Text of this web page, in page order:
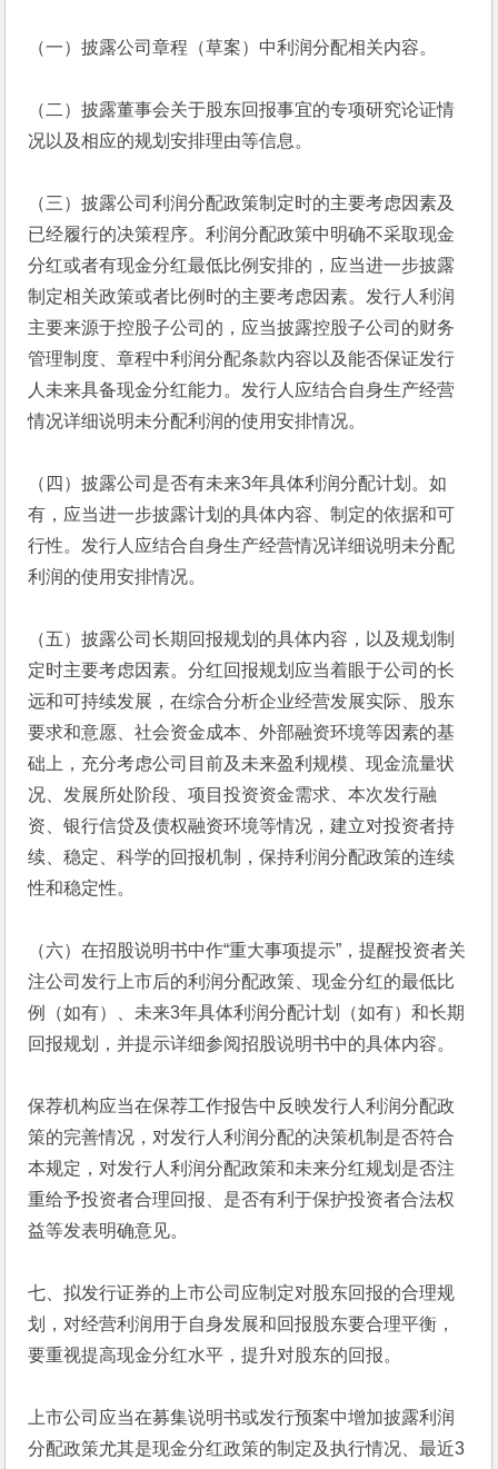
（一）披露公司章程（草案）中利润分配相关内容。
（二）披露董事会关于股东回报事宜的专项研究论证情
况以及相应的规划安排理由等信息。
（三）披露公司利润分配政策制定时的主要考虑因素及
已经履行的决策程序。利润分配政策中明确不采取现金
分红或者有现金分红最低比例安排的，应当进一步披露
制定相关政策或者比例时的主要考虑因素。发行人利润
主要来源于控股子公司的，应当披露控股子公司的财务
管理制度、章程中利润分配条款内容以及能否保证发行
人未来具备现金分红能力。发行人应结合自身生产经营
情况详细说明未分配利润的使用安排情况。
（四）披露公司是否有未来3年具体利润分配计划。如
有，应当进一步披露计划的具体内容、制定的依据和可
行性。发行人应结合自身生产经营情况详细说明未分配
利润的使用安排情况。
（五）披露公司长期回报规划的具体内容，以及规划制
定时主要考虑因素。分红回报规划应当着眼于公司的长
远和可持续发展，在综合分析企业经营发展实际、股东
要求和意愿、社会资金成本、外部融资环境等因素的基
础上，充分考虑公司目前及未来盈利规模、现金流量状
况、发展所处阶段、项目投资资金需求、本次发行融
资、银行信贷及债权融资环境等情况，建立对投资者持
续、稳定、科学的回报机制，保持利润分配政策的连续
性和稳定性。
（六）在招股说明书中作“重大事项提示”，提醒投资者关
注公司发行上市后的利润分配政策、现金分红的最低比
例（如有）、未来3年具体利润分配计划（如有）和长期
回报规划，并提示详细参阅招股说明书中的具体内容。
保荐机构应当在保荐工作报告中反映发行人利润分配政
策的完善情况，对发行人利润分配的决策机制是否符合
本规定，对发行人利润分配政策和未来分红规划是否注
重给予投资者合理回报、是否有利于保护投资者合法权
益等发表明确意见。
七、拟发行证券的上市公司应制定对股东回报的合理规
划，对经营利润用于自身发展和回报股东要合理平衡，
要重视提高现金分红水平，提升对股东的回报。
上市公司应当在募集说明书或发行预案中增加披露利润
分配政策尤其是现金分红政策的制定及执行情况、最近3